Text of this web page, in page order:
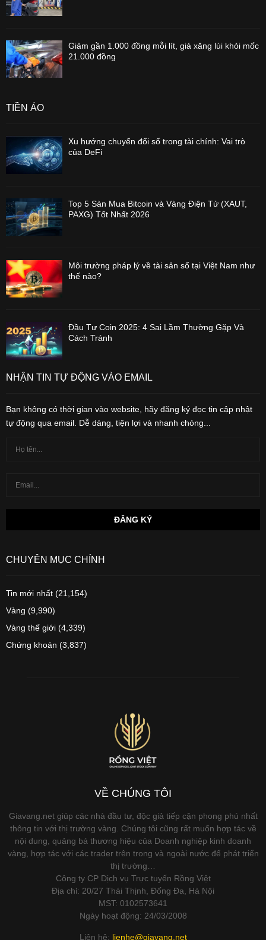
Giảm gần 1.000 đồng mỗi lít, giá xăng lùi khỏi mốc
21.000 đồng
TIỀN ẢO
Xu hướng chuyển đổi số trong tài chính: Vai trò
của DeFi
Top 5 Sàn Mua Bitcoin và Vàng Điện Tử (XAUT,
PAXG) Tốt Nhất 2026
Môi trường pháp lý về tài sản số tại Việt Nam như
thế nào?
Đầu Tư Coin 2025: 4 Sai Lầm Thường Gặp Và
Cách Tránh
NHẬN TIN TỰ ĐỘNG VÀO EMAIL
Bạn không có thời gian vào website, hãy đăng ký đọc tin cập nhật
tự động qua email. Dễ dàng, tiện lợi và nhanh chóng...
CHUYÊN MỤC CHÍNH
Tin mới nhất (21,154)
Vàng (9,990)
Vàng thế giới (4,339)
Chứng khoán (3,837)
VỀ CHÚNG TÔI
Giavang.net giúp các nhà đầu tư, độc giả tiếp cận phong phú nhất
thông tin với thị trường vàng. Chúng tôi cũng rất muốn hợp tác về
nội dung, quảng bá thương hiệu của Doanh nghiệp kinh doanh
vàng, hợp tác với các trader trên trong và ngoài nước để phát triển
thị trường…
Công ty CP Dịch vụ Trực tuyến Rồng Việt
Địa chỉ: 20/27 Thái Thịnh, Đống Đa, Hà Nội
MST: 0102573641
Ngày hoạt động: 24/03/2008
Liên hệ: lienhe@giavang.net